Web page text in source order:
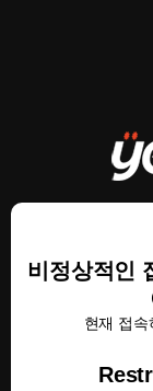
비정상적인
현재 접속